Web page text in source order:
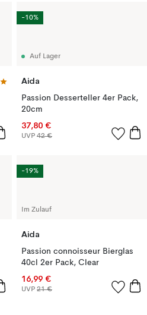
Auf Lager
Aida
Passion Desserteller 4er Pack,
20cm
37,80 €
UVP 42 €
-10%
Im Zulauf
Aida
Passion connoisseur Bierglas
40cl 2er Pack, Clear
16,99 €
UVP 21 €
-19%